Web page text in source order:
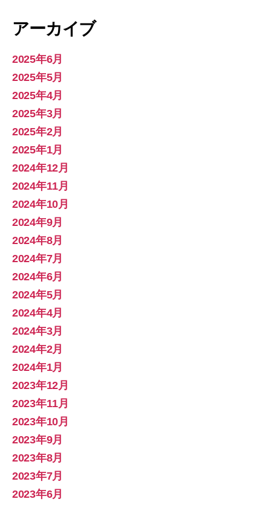
アーカイブ
2025年6月
2025年5月
2025年4月
2025年3月
2025年2月
2025年1月
2024年12月
2024年11月
2024年10月
2024年9月
2024年8月
2024年7月
2024年6月
2024年5月
2024年4月
2024年3月
2024年2月
2024年1月
2023年12月
2023年11月
2023年10月
2023年9月
2023年8月
2023年7月
2023年6月